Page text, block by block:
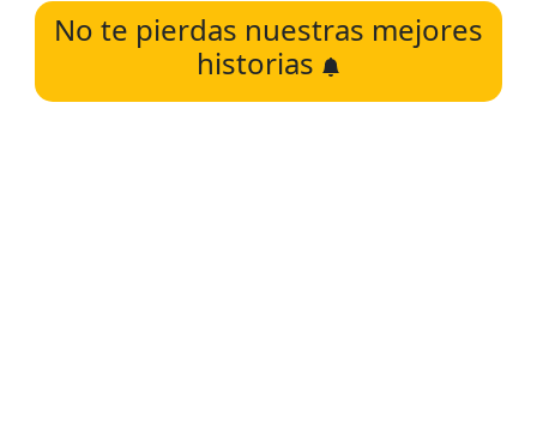
No te pierdas nuestras mejores
historias